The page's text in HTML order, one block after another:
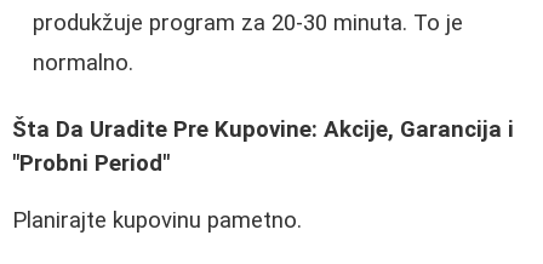
produkžuje program za 20-30 minuta. To je
normalno.
Šta Da Uradite Pre Kupovine: Akcije, Garancija i
"Probni Period"
Planirajte kupovinu pametno.